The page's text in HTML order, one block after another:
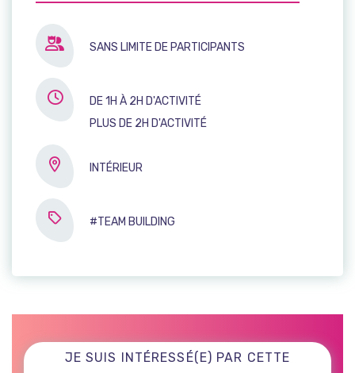
SANS LIMITE DE PARTICIPANTS
DE 1H À 2H D'ACTIVITÉ
PLUS DE 2H D'ACTIVITÉ
INTÉRIEUR
#TEAM BUILDING
JE SUIS INTÉRESSÉ(E) PAR CETTE